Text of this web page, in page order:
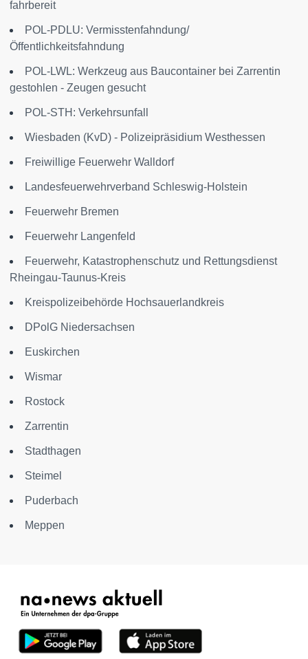
fahrbereit
POL-PDLU: Vermisstenfahndung/
Öffentlichkeitsfahndung
POL-LWL: Werkzeug aus Baucontainer bei Zarrentin
gestohlen - Zeugen gesucht
POL-STH: Verkehrsunfall
Wiesbaden (KvD) - Polizeipräsidium Westhessen
Freiwillige Feuerwehr Walldorf
Landesfeuerwehrverband Schleswig-Holstein
Feuerwehr Bremen
Feuerwehr Langenfeld
Feuerwehr, Katastrophenschutz und Rettungsdienst
Rheingau-Taunus-Kreis
Kreispolizeibehörde Hochsauerlandkreis
DPolG Niedersachsen
Euskirchen
Wismar
Rostock
Zarrentin
Stadthagen
Steimel
Puderbach
Meppen